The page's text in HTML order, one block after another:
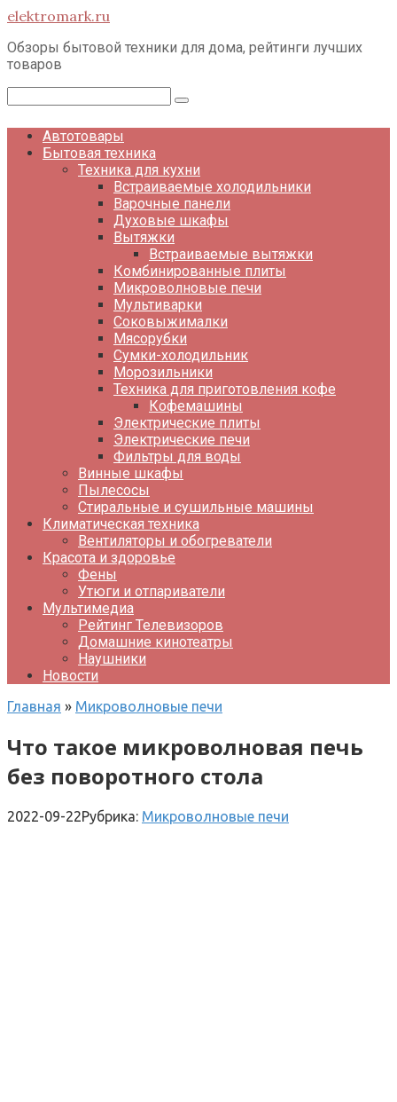
Перейти
контенту
elektromark.ru
Обзоры бытовой техники для дома, рейтинги лучших
товаров
Автотовары
Бытовая техника
Техника для кухни
Встраиваемые холодильники
Варочные панели
Духовые шкафы
Вытяжки
Встраиваемые вытяжки
Комбинированные плиты
Микроволновые печи
Мультиварки
Соковыжималки
Мясорубки
Сумки-холодильник
Морозильники
Техника для приготовления кофе
Кофемашины
Электрические плиты
Электрические печи
Фильтры для воды
Винные шкафы
Пылесосы
Стиральные и сушильные машины
Климатическая техника
Вентиляторы и обогреватели
Красота и здоровье
Фены
Утюги и отпариватели
Мультимедиа
Рейтинг Телевизоров
Домашние кинотеатры
Наушники
Новости
Главная » Микроволновые печи
Что такое микроволновая печь
без поворотного стола
2022-09-22Рубрика: Микроволновые печи